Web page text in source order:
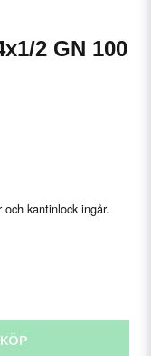
2 GN 100
kantinlock ingår.
KÖP